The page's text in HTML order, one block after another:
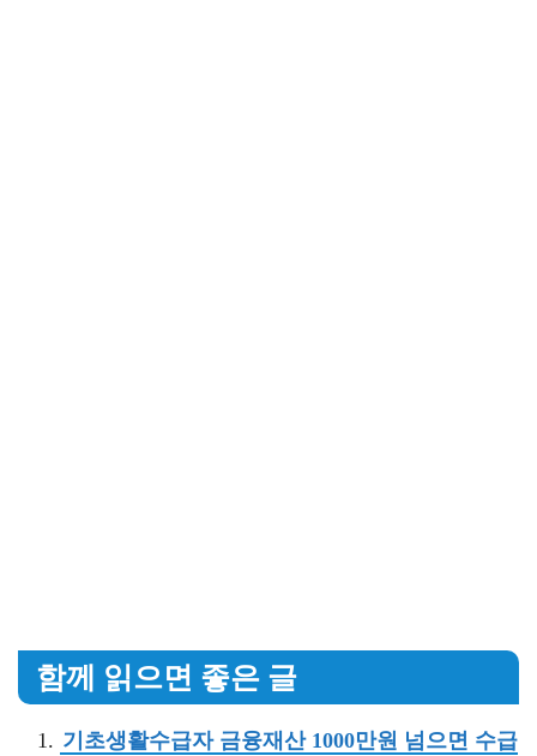
함께 읽으면 좋은 글
기초생활수급자 금융재산 1000만원 넘으면 수급